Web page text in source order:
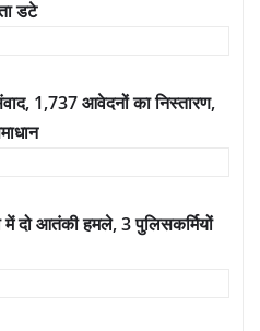
डटे
1,737 आवेदनों का निस्तारण,
दो आतंकी हमले, 3 पुलिसकर्मियों